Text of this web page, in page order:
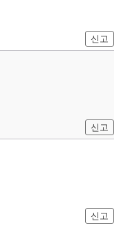
신고
신고
신고